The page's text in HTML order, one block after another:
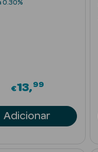
0.30%
€13 99
Adicionar